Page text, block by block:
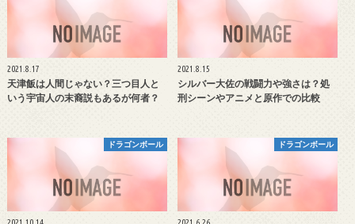
2021.8.17
天津飯は人間じゃない？三つ目人と
いう宇宙人の末裔説もあるが何者？
2021.8.15
シルバー大佐の戦闘力や強さは？処
刑シーンやアニメと原作での比較
ドラゴンボール ドラゴンボール